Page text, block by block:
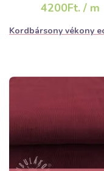
4200Ft. / m
Kordbársony vékony